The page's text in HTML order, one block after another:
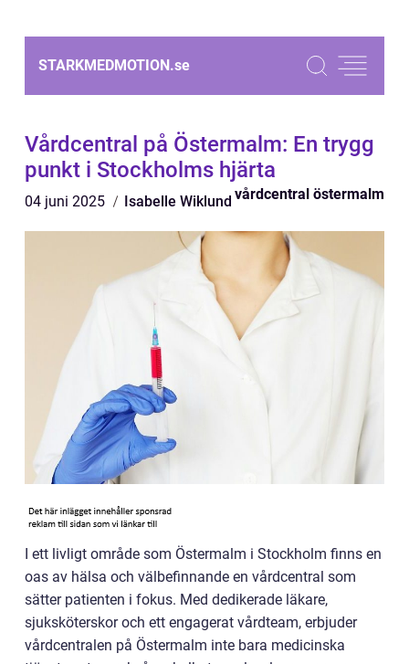
STARKMEDMOTION.se
Vårdcentral på Östermalm: En trygg
punkt i Stockholms hjärta
04 juni 2025 Isabelle Wiklund vårdcentral östermalm
I ett livligt område som Östermalm i Stockholm finns en
oas av hälsa och välbefinnande en vårdcentral som
sätter patienten i fokus. Med dedikerade läkare,
sjuksköterskor och ett engagerat vårdteam, erbjuder
vårdcentralen på Östermalm inte bara medicinska